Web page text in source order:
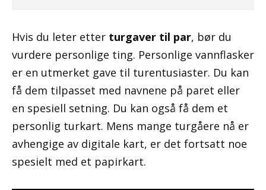
Hvis du leter etter turgaver til par, bør du
vurdere personlige ting. Personlige vannflasker
er en utmerket gave til turentusiaster. Du kan
få dem tilpasset med navnene på paret eller
en spesiell setning. Du kan også få dem et
personlig turkart. Mens mange turgåere nå er
avhengige av digitale kart, er det fortsatt noe
spesielt med et papirkart.